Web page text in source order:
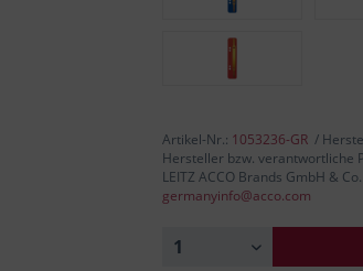
Artikel-Nr.: 1053236-GR /
Hersteller bzw. verantwortliche
LEITZ ACCO Brands GmbH &
germanyinfo@acco.com